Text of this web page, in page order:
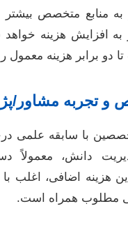
به منابع متخصص
افزایش هزینه خواهد
برابر هزینه معمول را
تجربه مشاور/
با سابقه علمی
دانش، معمولاً
هزینه اضافی، اغلب با
مطلوب همراه است.